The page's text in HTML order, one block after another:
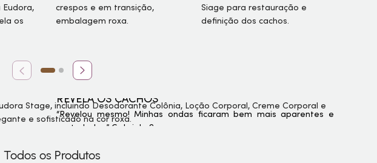
REVELA OS CACHOS
“Revelou mesmo! Minhas ondas ficaram bem mais aparentes e
controladas.” Gabriele S.
Todos os Produtos